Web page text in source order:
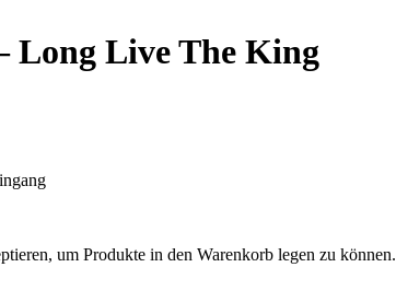
Long Live The King
um Produkte in den Warenkorb legen zu können.